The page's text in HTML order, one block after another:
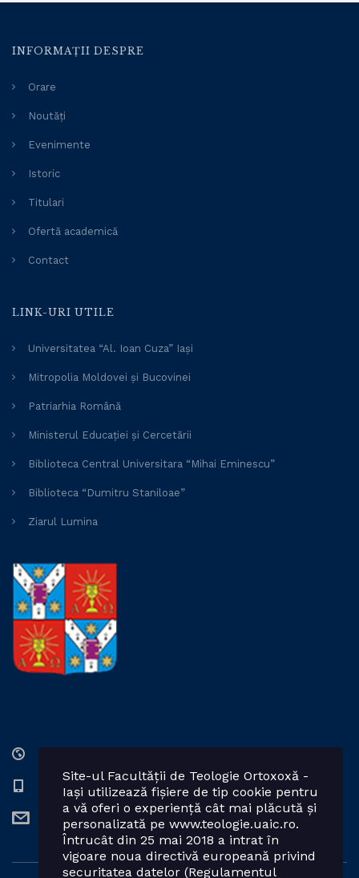
INFORMAȚII DESPRE
Orare
Noutăți
Evenimente
Istoric
Titulari
Ofertă academică
Contact
LINK-URI UTILE
Universitatea “Al. Ioan Cuza” Iași
Mitropolia Moldovei și Bucovinei
Patriarhia Română
Ministerul Educației și Cercetării
Biblioteca Central Universitara “Mihai Eminescu”
Biblioteca “Dumitru Staniloae”
Ziarul Lumina
0232 201328; 0232 201102 int. 2424, 2423, 2425
teologie.ortodoxa@uaic.ro
Site-ul Facultății de Teologie Ortoxoxă -
Iași utilizează fișiere de tip cookie pentru
a vă oferi o experiență cât mai plăcută și
personalizată pe www.teologie.uaic.ro.
Întrucât din 25 mai 2018 a intrat în
vigoare noua directivă europeană privind
securitatea datelor (Regulamentul